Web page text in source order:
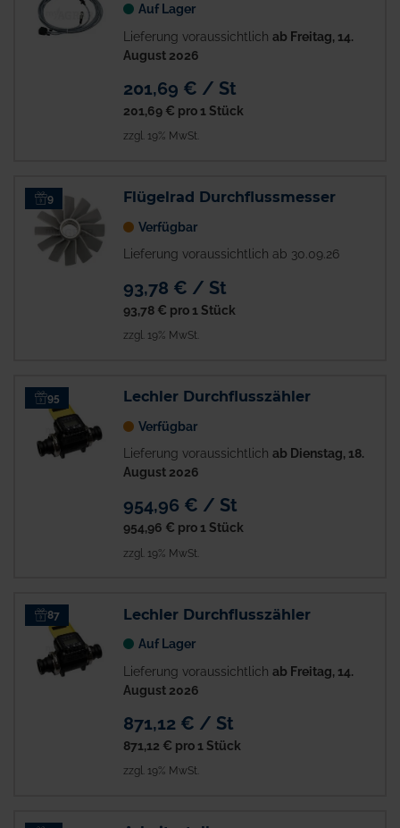
Auf Lager
Lieferung voraussichtlich ab Freitag, 14.
August 2026
201,69 € / St
201,69 € pro 1 Stück
zzgl. 19% MwSt.
9 Flügelrad Durchflussmesser
Verfügbar
Lieferung voraussichtlich ab 30.09.26
93,78 € / St
93,78 € pro 1 Stück
zzgl. 19% MwSt.
95 Lechler Durchflusszähler
Verfügbar
Lieferung voraussichtlich ab Dienstag, 18.
August 2026
954,96 € / St
954,96 € pro 1 Stück
zzgl. 19% MwSt.
87 Lechler Durchflusszähler
Auf Lager
Lieferung voraussichtlich ab Freitag, 14.
August 2026
871,12 € / St
871,12 € pro 1 Stück
zzgl. 19% MwSt.